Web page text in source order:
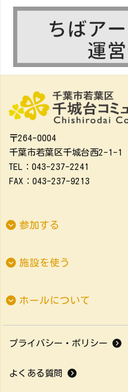
〒264-0004
千葉市若葉区千城台西2-1-1
TEL：043-237-2241
FAX：043-237-9213
参加する
施設を使う
ホールについて
プライバシー・ポリシー
よくある質問